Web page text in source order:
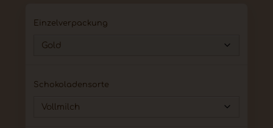
Einzelverpackung
Schokoladensorte